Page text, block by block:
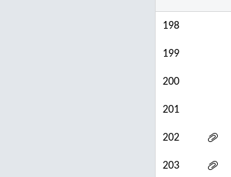
198
199
200
201
202
203